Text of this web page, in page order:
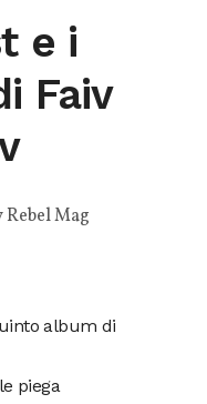
e i
Faiv
Rebel Mag
album di
piega